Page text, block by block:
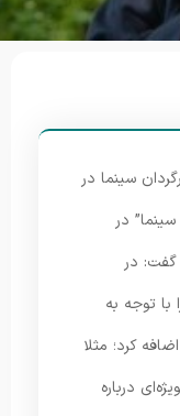
سینما در
در
گفت: در
توجه به
کرد؛ مثلا
درباره